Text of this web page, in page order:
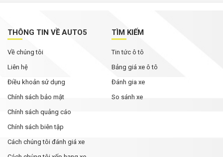
THÔNG TIN VỀ AUTO5
Về chúng tôi
Liên hệ
Điều khoản sử dụng
Chính sách bảo mật
Chính sách quảng cáo
Chính sách biên tập
Cách chúng tôi đánh giá xe
TÌM KIẾM
Tin tức ô tô
Bảng giá xe ô tô
Đánh gia xe
So sánh xe